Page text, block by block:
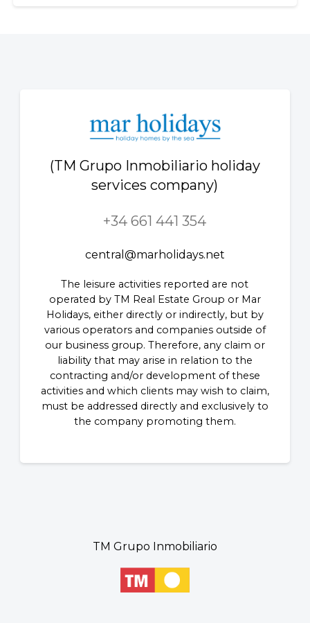
(TM Grupo Inmobiliario holiday
services company)
+34 661 441 354
central@marholidays.net
The leisure activities reported are not
operated by TM Real Estate Group or Mar
Holidays, either directly or indirectly, but by
various operators and companies outside of
our business group. Therefore, any claim or
liability that may arise in relation to the
contracting and/or development of these
activities and which clients may wish to claim,
must be addressed directly and exclusively to
the company promoting them.
TM Grupo Inmobiliario